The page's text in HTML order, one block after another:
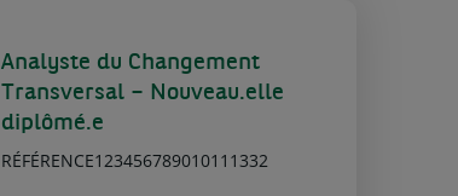
Analyste du Changement
Transversal – Nouveau.elle
diplômé.e
RÉFÉRENCE123456789010111332